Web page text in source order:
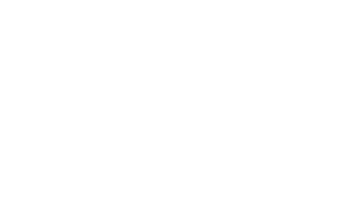
Was sind kosmische
„International Cosmic Day“
Welt können die Forschung